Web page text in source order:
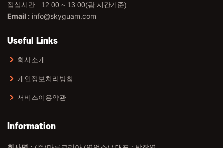
점심시간 : 12:00 ~ 13:00(괌 시간기준)
Email : info@skyguam.com
Useful Links
회사소개
개인정보처리방침
서비스이용약관
Information